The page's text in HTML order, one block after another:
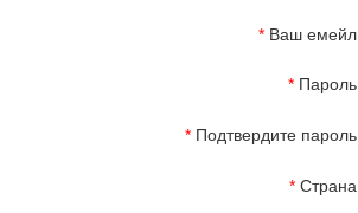
Ваш емейл
Пароль
Подтвердите пароль
Страна